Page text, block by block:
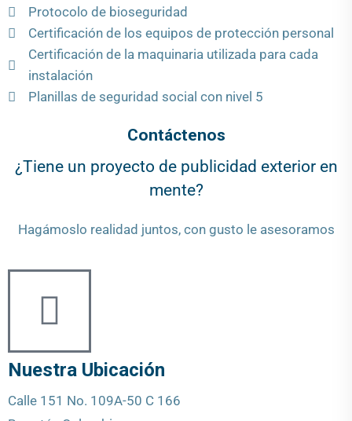
Protocolo de bioseguridad
Certificación de los equipos de protección personal
Certificación de la maquinaria utilizada para cada
instalación
Planillas de seguridad social con nivel 5
Contáctenos
¿Tiene un proyecto de publicidad exterior en
mente?
Hagámoslo realidad juntos, con gusto le asesoramos
Nuestra Ubicación
Calle 151 No. 109A-50 C 166